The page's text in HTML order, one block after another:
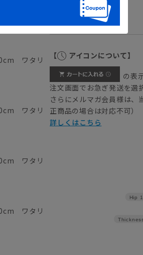
ワタリ
ワタリ
ワタリ
ワタリ
ワタリ
3L
【 アイコンについて】
の表
注文画面でお急ぎ発送を選
さらにメルマガ会員様は、
正商品の場合は対応不可）
詳しくはこちら
Hip